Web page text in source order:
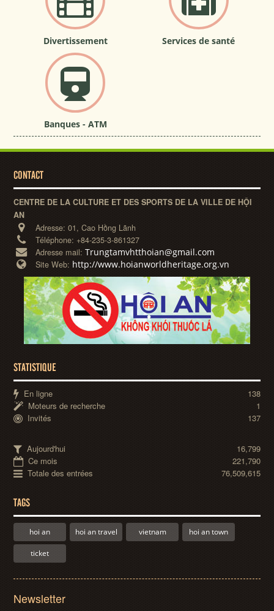
Divertissement Services de santé
Banques - ATM
CONTACT
CENTRE DE LA CULTURE ET DES SPORTS DE LA VILLE DE HỘI
AN
Adresse:01, Cao Hồng Lãnh
Téléphone:+84-235-3-861327
Adresse mail:Trungtamvhtthoian@gmail.com
Site Web: http://www.hoianworldheritage.org.vn
STATISTIQUE
En ligne
138
Moteurs de recherche
1
Invités
137
Aujourd'hui
16,799
Ce mois
221,790
Totale des entrées
76,509,615
TAGS
hoi an hoi an travel vietnam hoi an town
ticket
Newsletter